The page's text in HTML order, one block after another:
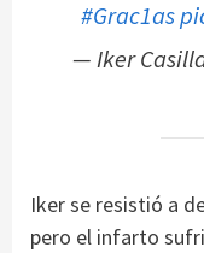
#Grac1as
— Iker
Iker se resistió a
pero el infarto